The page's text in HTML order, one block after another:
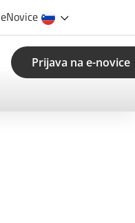
eNovice
Prijava na e-novice